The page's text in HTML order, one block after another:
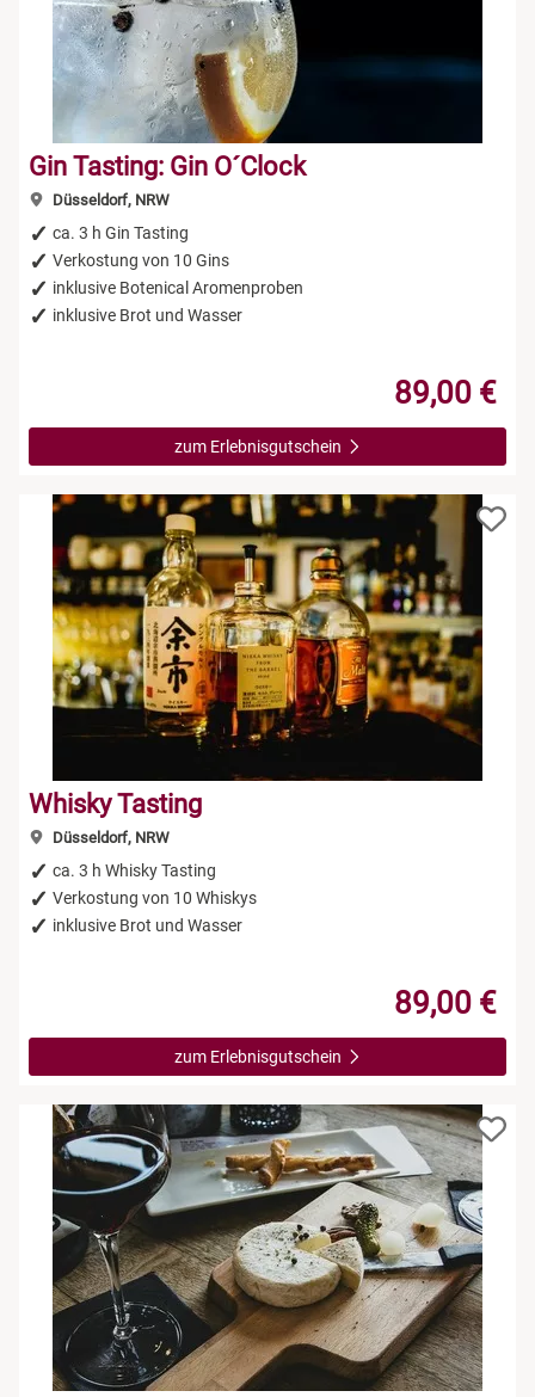
Gin Tasting: Gin O´Clock
Düsseldorf, NRW
ca. 3 h Gin Tasting
Verkostung von 10 Gins
inklusive Botenical Aromenproben
inklusive Brot und Wasser
89,00 €
zum Erlebnisgutschein
Whisky Tasting
Düsseldorf, NRW
ca. 3 h Whisky Tasting
Verkostung von 10 Whiskys
inklusive Brot und Wasser
89,00 €
zum Erlebnisgutschein